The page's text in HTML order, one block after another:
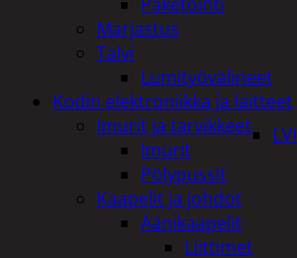
LVI
Marjastus
Talvi
Lumityövälineet
Kodin elektroniikka ja laitteet
Imurit ja tarvikkeet
Imurit
Pölypussit
Kaapelit ja johdot
Äänikaapelit
Liittimet